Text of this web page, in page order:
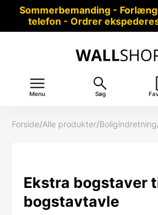
Sommerbemanding -
telefon - Ordrer
Menu Søg
Forside/Alle produkter/Boligindretning
Ekstra bogstaver
bogstavtavle